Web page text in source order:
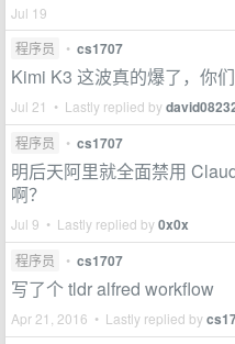
Jul 19
程序员
• cs1707
Kimi K3 这波真的爆了，你
Jul 21 • Lastly replied by
程序员 • cs1707
明后天阿里就全面禁用
啊？
Jul 9 • Lastly replied by0x0x
程序员 • cs1707
写了个 tldr alfred workflow
Apr 21, 2016 • Lastly replied by